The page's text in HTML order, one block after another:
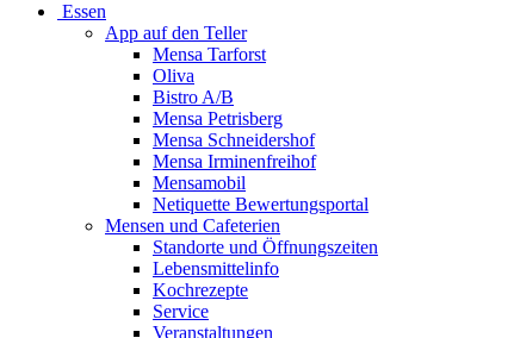
Essen
App auf den Teller
Mensa Tarforst
Oliva
Bistro A/B
Mensa Petrisberg
Mensa Schneidershof
Mensa Irminenfreihof
Mensamobil
Netiquette Bewertungsportal
Mensen und Cafeterien
Standorte und Öffnungszeiten
Lebensmittelinfo
Kochrezepte
Service
Veranstaltungen